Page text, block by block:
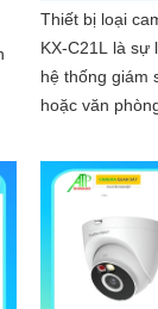
Thiết bị loại
KX-C21L là sự
hệ thống giám
hoặc văn phòng. Với độ phân giải
camera KX-
mọi hoạt